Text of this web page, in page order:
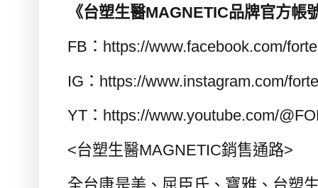
《台塑生醫MAGNETIC品牌官方帳
FB ： https://www.facebook.com/
IG ： https://www.instagram.com/
YT ： https://www.youtube.com/
<台塑生醫MAGNETIC銷售通路>
全台康是美、屈臣氏、寶雅、台塑